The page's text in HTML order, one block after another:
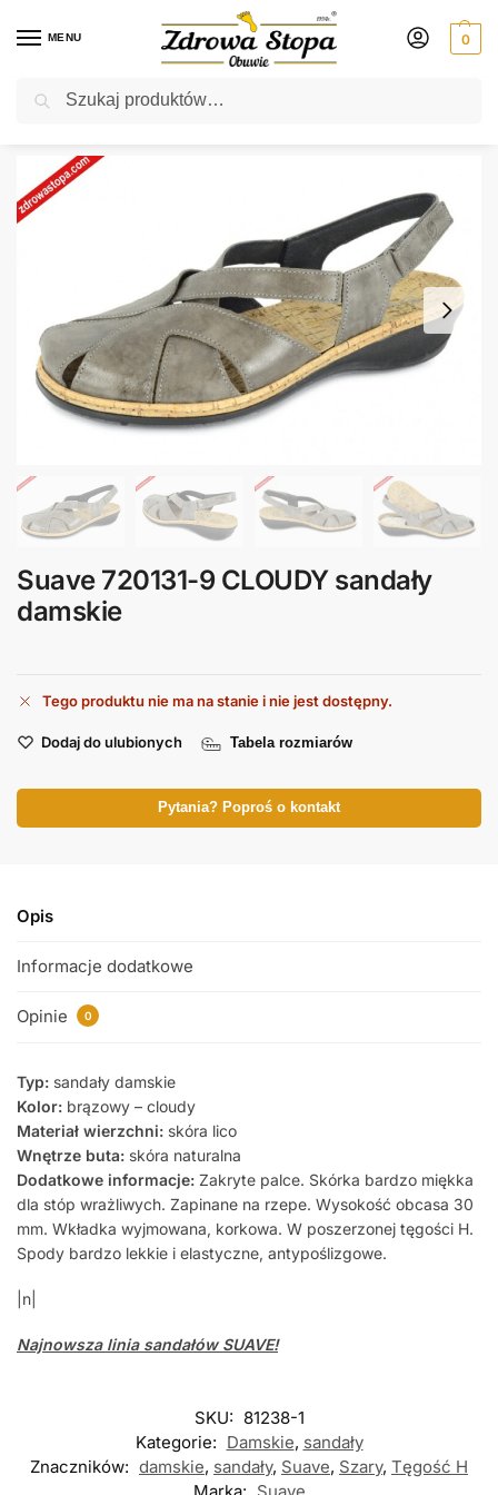
MENU 0
Rabat ⚡ 5% kod: ZDROWASTOPA (na obuwie poza promocją)
Suave 720131-9 CLOUDY sandały
damskie
Tego produktu nie ma na stanie i nie jest dostępny.
Dodaj do ulubionych Tabela rozmiarów
Pytania? Poproś o kontakt
Opis
Informacje dodatkowe
Opinie 0
Typ: sandały damskie
Kolor: brązowy – cloudy
Materiał wierzchni: skóra lico
Wnętrze buta: skóra naturalna
Dodatkowe informacje: Zakryte palce. Skórka bardzo miękka
dla stóp wrażliwych. Zapinane na rzepe. Wysokość obcasa 30
mm. Wkładka wyjmowana, korkowa. W poszerzonej tęgości H.
Spody bardzo lekkie i elastyczne, antypoślizgowe.
|n|
Najnowsza linia sandałów SUAVE!
SKU: 81238-1
Kategorie: Damskie, sandały
Znaczników: damskie, sandały, Suave, Szary, Tęgość H